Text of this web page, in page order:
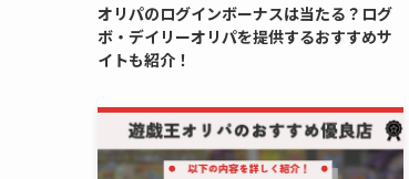
オリパのログインボーナスは当たる？ログ
ボ・デイリーオリパを提供するおすすめサ
イトも紹介！